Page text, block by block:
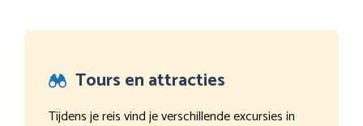
Tours en attracties
Tijdens je reis vind je verschillende excursies in